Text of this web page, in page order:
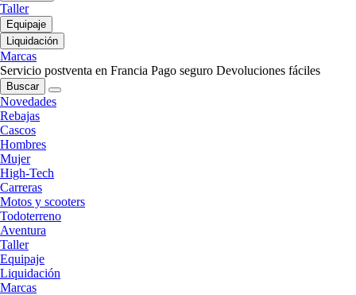
Taller
Equipaje
Liquidación
Marcas
Servicio postventa en Francia Pago seguro Devoluciones fáciles
Buscar
Novedades
Rebajas
Cascos
Hombres
Mujer
High-Tech
Carreras
Motos y scooters
Todoterreno
Aventura
Taller
Equipaje
Liquidación
Marcas